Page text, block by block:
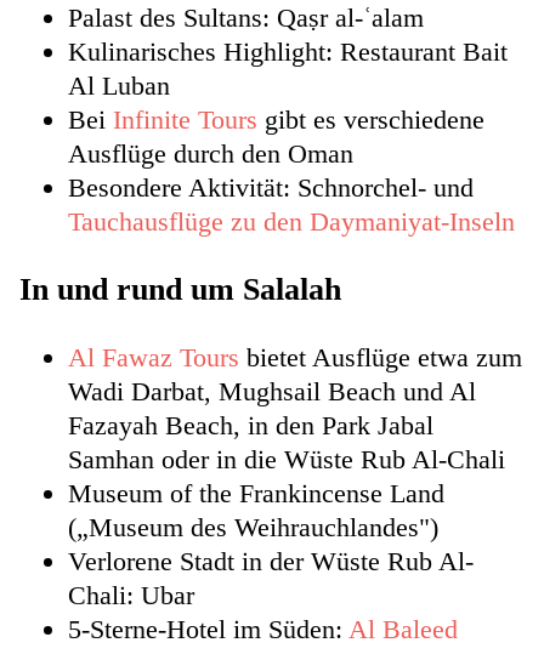
Palast des Sultans: Qaṣr al-ʿalam
Kulinarisches Highlight: Restaurant Bait
Al Luban
Bei Infinite Tours gibt es verschiedene
Ausflüge durch den Oman
Besondere Aktivität: Schnorchel- und
Tauchausflüge zu den Daymaniyat-Inseln
In und rund um Salalah
Al Fawaz Tours bietet Ausflüge etwa zum
Wadi Darbat, Mughsail Beach und Al
Fazayah Beach, in den Park Jabal
Samhan oder in die Wüste Rub Al-Chali
Museum of the Frankincense Land
(„Museum des Weihrauchlandes")
Verlorene Stadt in der Wüste Rub Al-
Chali: Ubar
5-Sterne-Hotel im Süden: Al Baleed